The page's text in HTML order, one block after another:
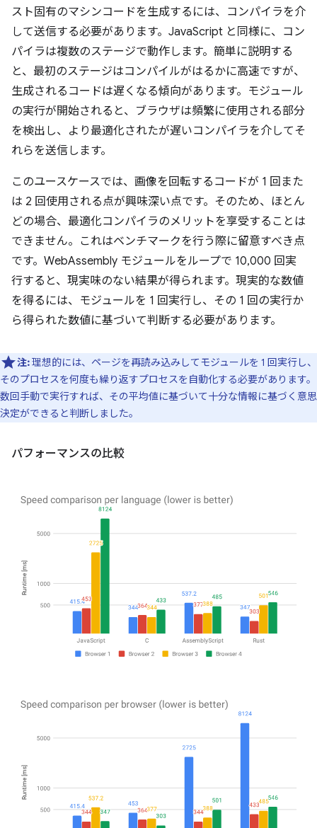
スト固有のマシンコードを生成するには、コンパイラを介
して送信する必要があります。JavaScript と同様に、コン
パイラは複数のステージで動作します。簡単に説明する
と、最初のステージはコンパイルがはるかに高速ですが、
生成されるコードは遅くなる傾向があります。モジュール
の実行が開始されると、ブラウザは頻繁に使用される部分
を検出し、より最適化されたが遅いコンパイラを介してそ
れらを送信します。
このユースケースでは、画像を回転するコードが 1 回また
は 2 回使用される点が興味深い点です。そのため、ほとん
どの場合、最適化コンパイラのメリットを享受することは
できません。これはベンチマークを行う際に留意すべき点
です。WebAssembly モジュールをループで 10,000 回実
行すると、現実味のない結果が得られます。現実的な数値
を得るには、モジュールを 1 回実行し、その 1 回の実行か
ら得られた数値に基づいて判断する必要があります。
注:理想的には、ページを再読み込みしてモジュールを 1 回実行し、
そのプロセスを何度も繰り返すプロセスを自動化する必要があります。
数回手動で実行すれば、その平均値に基づいて十分な情報に基づく意思
決定ができると判断しました。
パフォーマンスの比較